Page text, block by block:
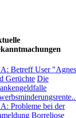
Betreff User
Gerüchte Die
Probleme bei der
Borreliose